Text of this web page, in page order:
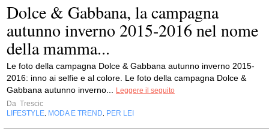
Dolce & Gabbana, la campagna
autunno inverno 2015-2016 nel nome
della mamma...
Le foto della campagna Dolce & Gabbana autunno inverno 2015-
2016: inno ai selfie e al colore. Le foto della campagna Dolce &
Gabbana autunno inverno...
Leggere il seguito
Da Trescic
LIFESTYLE MODA E TREND PER LEI